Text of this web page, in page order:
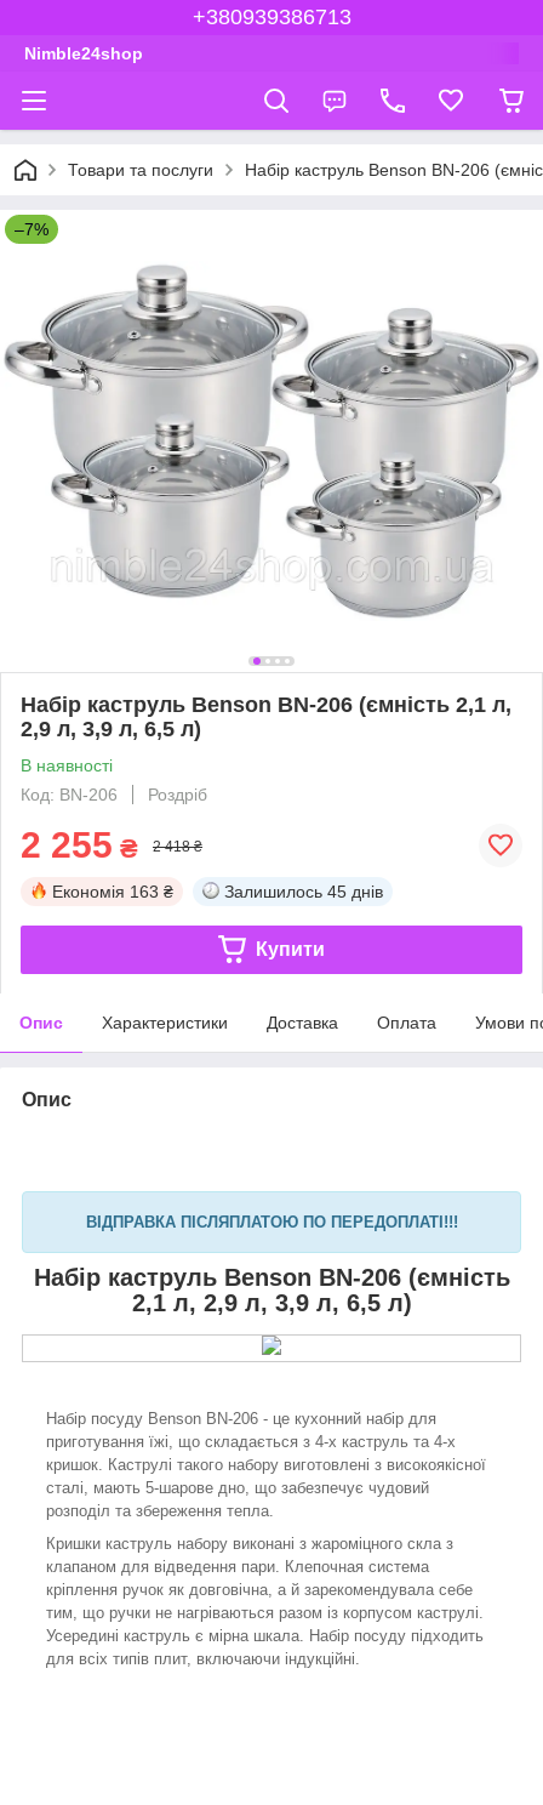
+380939386713
Nimble24shop
Товари та послуги Набір каструль Benson BN-206
–7%
Набір каструль Benson BN-206 (ємність 2,1 л,
2,9 л, 3,9 л, 6,5 л)
В наявності
Код: BN-206
Роздріб
2 255 ₴ 2 418 ₴
Економія 163 ₴ Залишилось 45 днів
Купити
Опис Характеристики Доставка Оплата Умови
Опис
ВІДПРАВКА ПІСЛЯПЛАТОЮ ПО ПЕРЕДОПЛАТІ!!!
Набір каструль Benson BN-206 (ємність
2,1 л, 2,9 л, 3,9 л, 6,5 л)
Набір посуду Benson BN-206 - це кухонний набір для
приготування їжі, що складається з 4-х каструль та 4-х
кришок. Каструлі такого набору виготовлені з високоякісної
сталі, мають 5-шарове дно, що забезпечує чудовий
розподіл та збереження тепла.
Кришки каструль набору виконані з жароміцного скла з
клапаном для відведення пари. Клепочная система
кріплення ручок як довговічна, а й зарекомендувала себе
тим, що ручки не нагріваються разом із корпусом каструлі.
Усередині каструль є мірна шкала. Набір посуду підходить
для всіх типів плит, включаючи індукційні.